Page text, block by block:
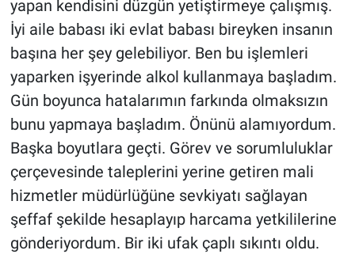
yapan kendisini düzgün yetiştirmeye çalışmış.
İyi aile babası iki evlat babası bireyken insanın
başına her şey gelebiliyor. Ben bu işlemleri
yaparken işyerinde alkol kullanmaya başladım.
Gün boyunca hatalarımın farkında olmaksızın
bunu yapmaya başladım. Önünü alamıyordum.
Başka boyutlara geçti. Görev ve sorumluluklar
çerçevesinde taleplerini yerine getiren mali
hizmetler müdürlüğüne sevkiyatı sağlayan
şeffaf şekilde hesaplayıp harcama yetkililerine
gönderiyordum. Bir iki ufak çaplı sıkıntı oldu.